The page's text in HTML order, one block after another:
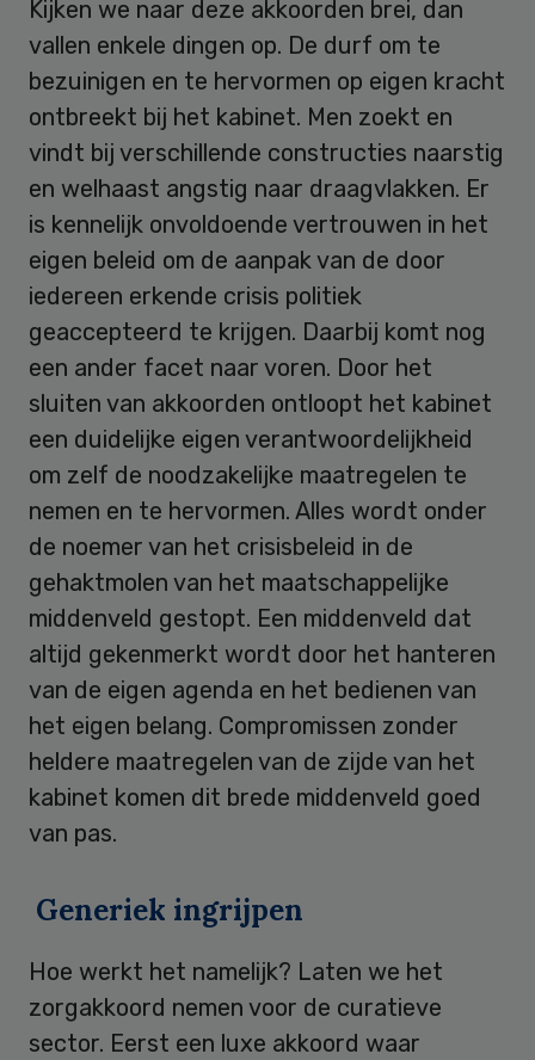
Kijken we naar deze akkoorden brei, dan
vallen enkele dingen op. De durf om te
bezuinigen en te hervormen op eigen kracht
ontbreekt bij het kabinet. Men zoekt en
vindt bij verschillende constructies naarstig
en welhaast angstig naar draagvlakken. Er
is kennelijk onvoldoende vertrouwen in het
eigen beleid om de aanpak van de door
iedereen erkende crisis politiek
geaccepteerd te krijgen. Daarbij komt nog
een ander facet naar voren. Door het
sluiten van akkoorden ontloopt het kabinet
een duidelijke eigen verantwoordelijkheid
om zelf de noodzakelijke maatregelen te
nemen en te hervormen. Alles wordt onder
de noemer van het crisisbeleid in de
gehaktmolen van het maatschappelijke
middenveld gestopt. Een middenveld dat
altijd gekenmerkt wordt door het hanteren
van de eigen agenda en het bedienen van
het eigen belang. Compromissen zonder
heldere maatregelen van de zijde van het
kabinet komen dit brede middenveld goed
van pas.
Generiek ingrijpen
Hoe werkt het namelijk? Laten we het
zorgakkoord nemen voor de curatieve
sector. Eerst een luxe akkoord waar